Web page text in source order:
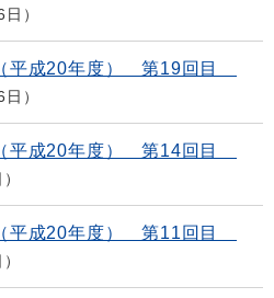
日
（平成20年度） 第19回目
日
（平成20年度） 第14回目
（平成20年度） 第11回目